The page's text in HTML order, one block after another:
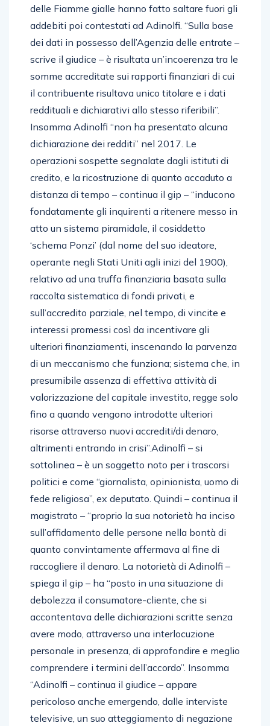
delle Fiamme gialle hanno fatto saltare fuori gli
addebiti poi contestati ad Adinolfi. “Sulla base
dei dati in possesso dell’Agenzia delle entrate –
scrive il giudice – è risultata un’incoerenza tra le
somme accreditate sui rapporti finanziari di cui
il contribuente risultava unico titolare e i dati
reddituali e dichiarativi allo stesso riferibili”.
Insomma Adinolfi “non ha presentato alcuna
dichiarazione dei redditi” nel 2017. Le
operazioni sospette segnalate dagli istituti di
credito, e la ricostruzione di quanto accaduto a
distanza di tempo – continua il gip – “inducono
fondatamente gli inquirenti a ritenere messo in
atto un sistema piramidale, il cosiddetto
‘schema Ponzi’ (dal nome del suo ideatore,
operante negli Stati Uniti agli inizi del 1900),
relativo ad una truffa finanziaria basata sulla
raccolta sistematica di fondi privati, e
sull’accredito parziale, nel tempo, di vincite e
interessi promessi così da incentivare gli
ulteriori finanziamenti, inscenando la parvenza
di un meccanismo che funziona; sistema che, in
presumibile assenza di effettiva attività di
valorizzazione del capitale investito, regge solo
fino a quando vengono introdotte ulteriori
risorse attraverso nuovi accrediti/di denaro,
altrimenti entrando in crisi”.Adinolfi – si
sottolinea – è un soggetto noto per i trascorsi
politici e come “giornalista, opinionista, uomo di
fede religiosa”, ex deputato. Quindi – continua il
magistrato – “proprio la sua notorietà ha inciso
sull’affidamento delle persone nella bontà di
quanto convintamente affermava al fine di
raccogliere il denaro. La notorietà di Adinolfi –
spiega il gip – ha “posto in una situazione di
debolezza il consumatore-cliente, che si
accontentava delle dichiarazioni scritte senza
avere modo, attraverso una interlocuzione
personale in presenza, di approfondire e meglio
comprendere i termini dell’accordo”. Insomma
“Adinolfi – continua il giudice – appare
pericoloso anche emergendo, dalle interviste
televisive, un suo atteggiamento di negazione